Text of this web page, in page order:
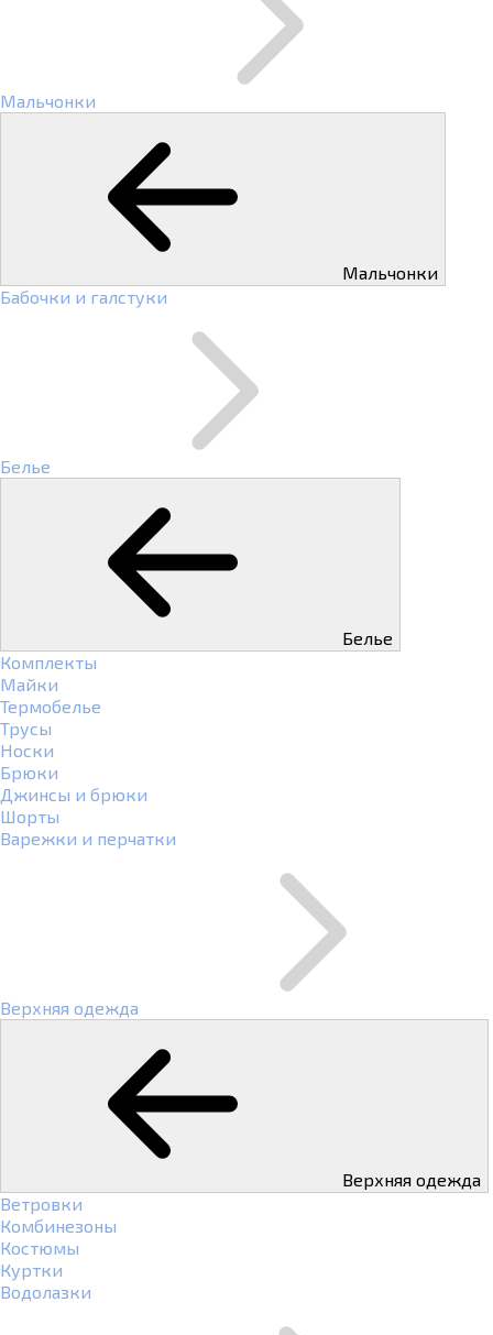
Мальчонки
Мальчонки
Бабочки и галстуки
Белье
Белье
Комплекты
Майки
Термобелье
Трусы
Носки
Брюки
Джинсы и брюки
Шорты
Варежки и перчатки
Верхняя одежда
Верхняя одежда
Ветровки
Комбинезоны
Костюмы
Куртки
Водолазки